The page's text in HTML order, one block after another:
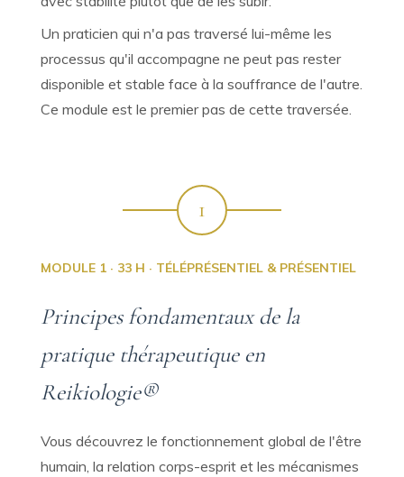
Un praticien qui n'a pas traversé lui-même les
processus qu'il accompagne ne peut pas rester
disponible et stable face à la souffrance de l'autre.
Ce module est le premier pas de cette traversée.
1
MODULE 1 · 33 H · TÉLÉPRÉSENTIEL & PRÉSENTIEL
Principes fondamentaux de la
pratique thérapeutique en
Reikiologie®
Vous découvrez le fonctionnement global de l'être
humain, la relation corps-esprit et les mécanismes